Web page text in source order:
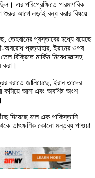
এর পরিপ্রেক্ষিতে পারমাণবিক
শুরুর আগে লড়াই বন্ধ করার বিষয়ে
তেহরানের প্রস্তাবের মধ্যে রয়েছে
অবরোধ প্রত্যাহার, ইরানের ওপর
বিক্রিতে মার্কিন নিষেধাজ্ঞাসহ
করা।
বরাতে জানিয়েছে, ইরান তাদের
কমিয়ে আনা এবং অবশিষ্ট অংশ
দিয়েছে বলে এক পাকিস্তানি
তাৎক্ষণিক কোনো মন্তব্য পাওয়া